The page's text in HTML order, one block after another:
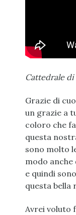
Cattedrale di
Grazie di
un grazie a
coloro che
questa
sono molto
modo anche
e quindi
questa bella
Avrei voluto